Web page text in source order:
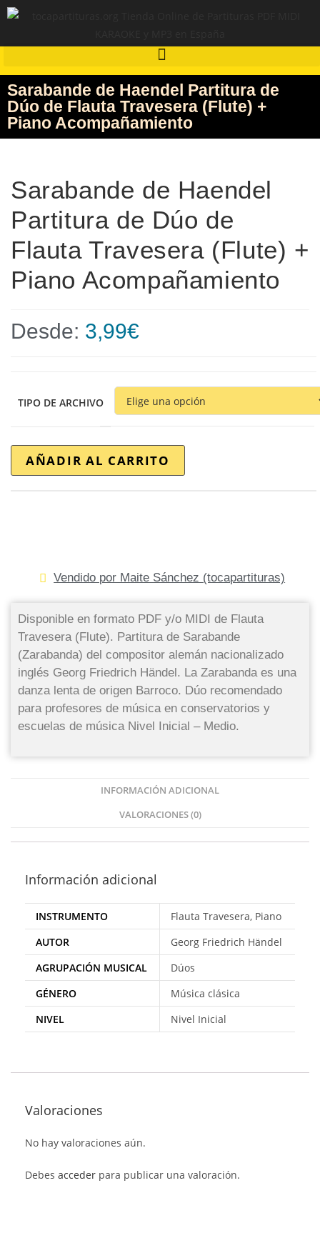
Sarabande de Haendel Partitura de
Dúo de Flauta Travesera (Flute) +
Piano Acompañamiento
Sarabande de Haendel
Partitura de Dúo de
Flauta Travesera (Flute) +
Piano Acompañamiento
Desde: 3,99€
TIPO DE ARCHIVO
AÑADIR AL CARRITO
Vendido por Maite Sánchez (tocapartituras)
Disponible en formato PDF y/o MIDI de Flauta
Travesera (Flute). Partitura de Sarabande
(Zarabanda) del compositor alemán nacionalizado
inglés Georg Friedrich Händel. La Zarabanda es una
danza lenta de origen Barroco. Dúo recomendado
para profesores de música en conservatorios y
escuelas de música Nivel Inicial – Medio.
INFORMACIÓN ADICIONAL
VALORACIONES (0)
Información adicional
INSTRUMENTO
Flauta Travesera, Piano
AUTOR
Georg Friedrich Händel
AGRUPACIÓN MUSICAL
Dúos
GÉNERO
Música clásica
NIVEL
Nivel Inicial
Valoraciones
No hay valoraciones aún.
Debes acceder para publicar una valoración.